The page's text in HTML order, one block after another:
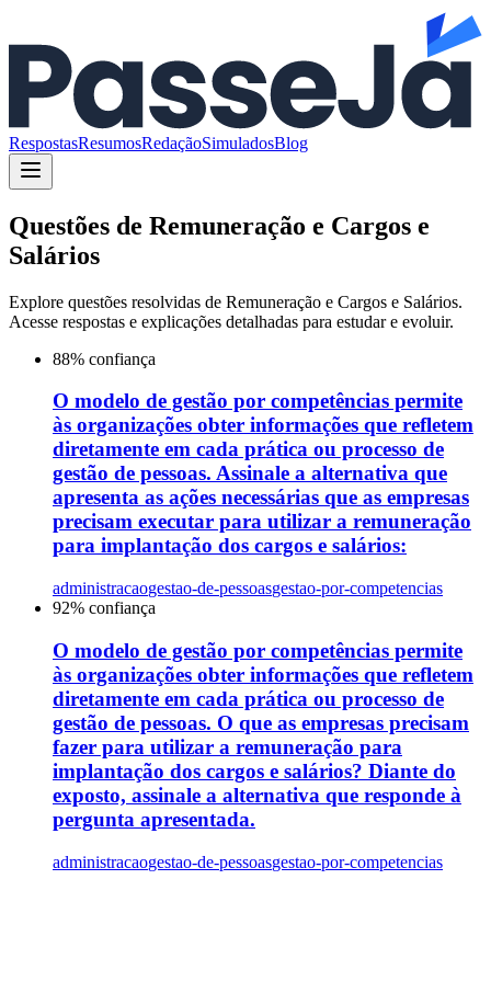
RespostasResumosRedaçãoSimuladosBlog
Questões de Remuneração e Cargos e
Salários
Explore questões resolvidas de Remuneração e Cargos e Salários.
Acesse respostas e explicações detalhadas para estudar e evoluir.
88% confiança
O modelo de gestão por competências permite
às organizações obter informações que refletem
diretamente em cada prática ou processo de
gestão de pessoas. Assinale a alternativa que
apresenta as ações necessárias que as empresas
precisam executar para utilizar a remuneração
para implantação dos cargos e salários:
administracaogestao-de-pessoasgestao-por-competencias
92% confiança
O modelo de gestão por competências permite
às organizações obter informações que refletem
diretamente em cada prática ou processo de
gestão de pessoas. O que as empresas precisam
fazer para utilizar a remuneração para
implantação dos cargos e salários? Diante do
exposto, assinale a alternativa que responde à
pergunta apresentada.
administracaogestao-de-pessoasgestao-por-competencias